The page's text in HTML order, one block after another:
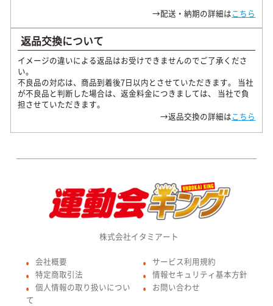
→配送・納期の詳細はこちら
返品交換について
イメージの違いによる返品はお受けできませんのでご了承くださ
い。
不良品の対応は、商品到着後7日以内とさせていただきます。 当社
が不良品と判断した場合は、返金料金につきましては、 当社で負
担させていただきます。
→返品交換の詳細はこちら
株式会社イタミアート
● 会社概要
● 特定商取引法
●
個人情報の取り扱いについ
て
● サービス利用規約
● 情報セキュリティ基本方針
● お問い合わせ